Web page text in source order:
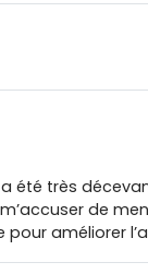
très
de
améliorer